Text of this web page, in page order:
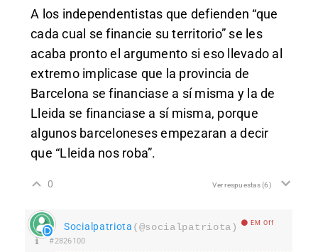
A los independentistas que defienden “que
cada cual se financie su territorio” se les
acaba pronto el argumento si eso llevado al
extremo implicase que la provincia de
Barcelona se financiase a sí misma y la de
Lleida se financiase a sí misma, porque
algunos barceloneses empezaran a decir
que “Lleida nos roba”.
0 Ver respuestas(6)
Socialpatriota (@socialpatriota) EM Off
#2826100